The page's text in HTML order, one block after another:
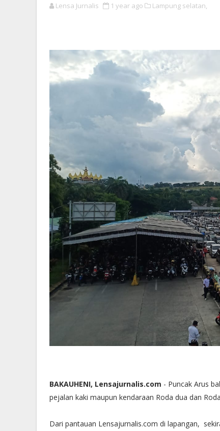
Lensa Jurnalis 1 year ago Lampung selatan,
BAKAUHENI, Lensajurnalis.com - Puncak Arus
pejalan kaki maupun kendaraan Roda dua dan
Dari pantauan Lensajurnalis.com di lapangan,